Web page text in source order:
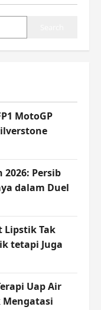
MotoGP
2026: Persib
dalam Duel
Lipstik Tak
tetapi Juga
Uap Air